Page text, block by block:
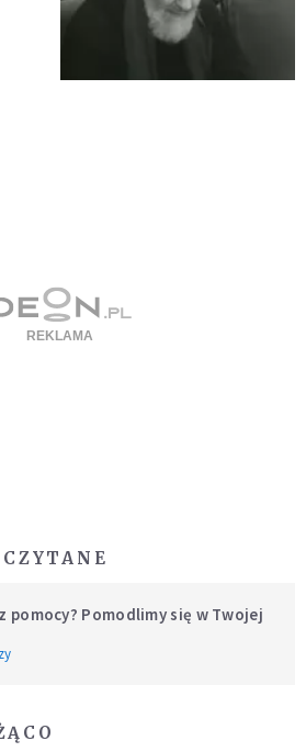
pomocy? Pomodlimy się w Twojej